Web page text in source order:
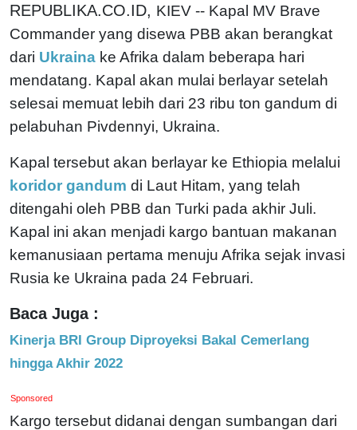
REPUBLIKA.CO.ID, KIEV -- Kapal MV Brave
Commander yang disewa PBB akan berangkat
dari Ukraina ke Afrika dalam beberapa hari
mendatang. Kapal akan mulai berlayar setelah
selesai memuat lebih dari 23 ribu ton gandum di
pelabuhan Pivdennyi, Ukraina.
Kapal tersebut akan berlayar ke Ethiopia melalui
koridor gandum di Laut Hitam, yang telah
ditengahi oleh PBB dan Turki pada akhir Juli.
Kapal ini akan menjadi kargo bantuan makanan
kemanusiaan pertama menuju Afrika sejak invasi
Rusia ke Ukraina pada 24 Februari.
Baca Juga :
Kinerja BRI Group Diproyeksi Bakal Cemerlang
hingga Akhir 2022
Sponsored
Kargo tersebut didanai dengan sumbangan dari